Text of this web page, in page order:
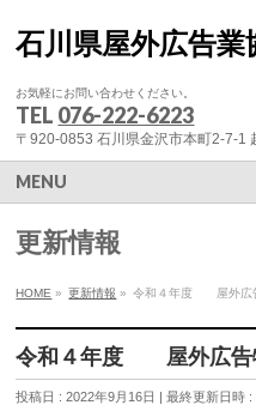
石川県屋外広告業
お気軽にお問い合わせください。
TEL 076-222-6223
〒920-0853 石川県金沢市本町2-7-1
MENU
更新情報
HOME » 更新情報 » 令和４年度 屋外広
令和４年度 屋外広告
投稿日 : 2022年9月16日 最終更新日時 :